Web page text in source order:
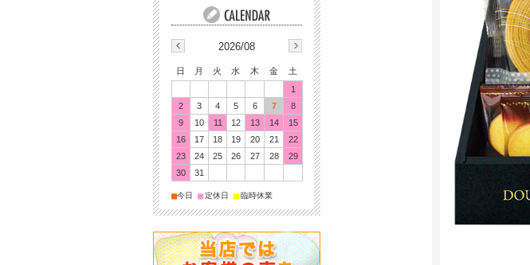
2026/08
日 月 火 水 木 金
土
1
2
3 4 5 6 7
8
9
10 11 12 13 14
15
16
17 18 19 20 21
22
23
24 25 26 27 28
29
30
31
■今日 ■定休日 ■臨時休業